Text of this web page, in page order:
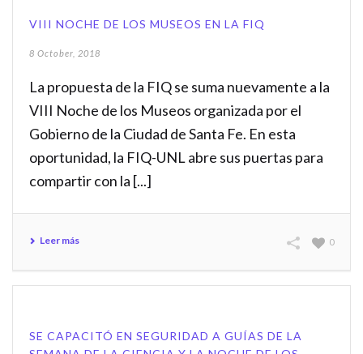
VIII NOCHE DE LOS MUSEOS EN LA FIQ
8 October, 2018
La propuesta de la FIQ se suma nuevamente a la
VIII Noche de los Museos organizada por el
Gobierno de la Ciudad de Santa Fe. En esta
oportunidad, la FIQ-UNL abre sus puertas para
compartir con la [...]
Leer más 0
SE CAPACITÓ EN SEGURIDAD A GUÍAS DE LA